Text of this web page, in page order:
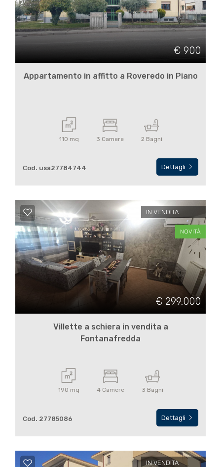
€ 900
Appartamento in affitto a Roveredo in Piano
110 mq 3 Camere 2 Bagni
Cod. usa27784744 Dettagli
IN VENDITA
NOVITÀ
€ 299.000
Villette a schiera in vendita a
Fontanafredda
190 mq 4 Camere 3 Bagni
Cod. 27785086 Dettagli
IN VENDITA